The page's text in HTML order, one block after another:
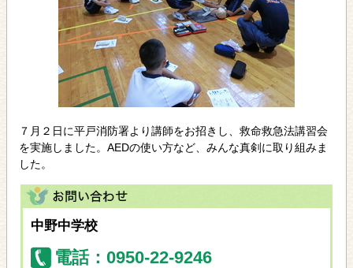
７月２日に平戸消防署より講師をお招きし、救命救急法講習会
を実施しました。AEDの使い方など、みんな真剣に取り組みま
した。
中野中学校
電話：0950-22-9246